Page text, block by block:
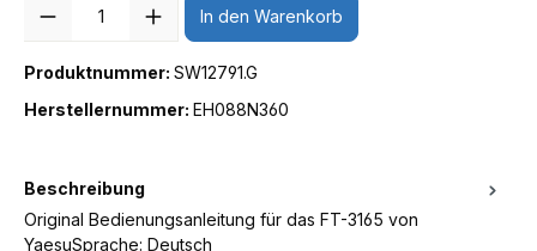
In den Warenkorb
Produktnummer: SW12791.G
Herstellernummer: EH088N360
Beschreibung
Original Bedienungsanleitung für das FT-3165 von
YaesuSprache: Deutsch